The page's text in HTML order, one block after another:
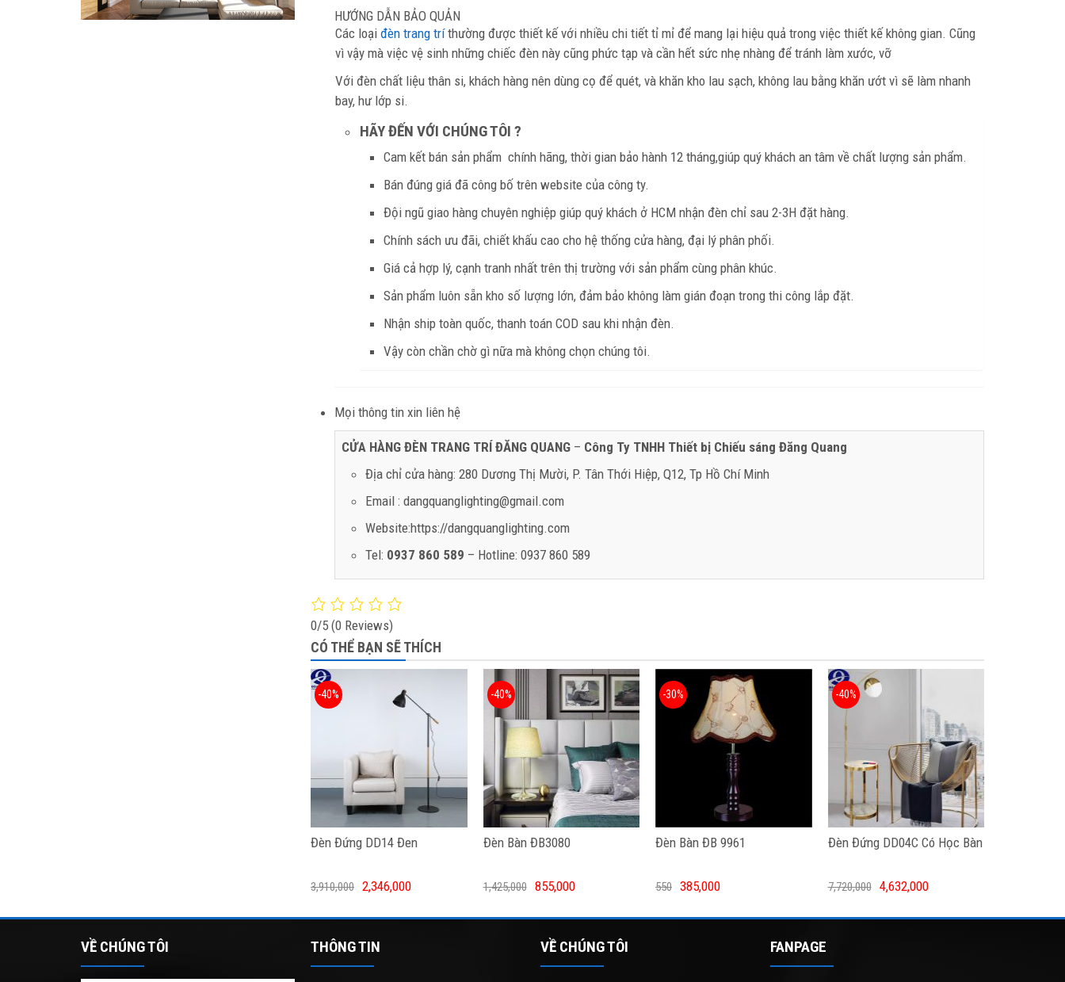
HƯỚNG DẪN BẢO QUẢN
Các loại đèn trang tríthường được thiết kế với nhiều chi tiết tỉ mỉ để mang lại hiệu quả trong việc thiết kế không gian. Cũng
vì vậy mà việc vệ sinh những chiếc đèn này cũng phức tạp và cần hết sức nhẹ nhàng để tránh làm xước, vỡ
Với đèn chất liệu thân si, khách hàng nên dùng cọ để quét, và khăn kho lau sạch, không lau bằng khăn ướt vì sẽ làm nhanh
bay, hư lớp si.
HÃY ĐẾN VỚI CHÚNG TÔI ?
Cam kết bán sản phẩm chính hãng, thời gian bảo hành 12 tháng,giúp quý khách an tâm về chất lượng sản phẩm.
Bán đúng giá đã công bố trên website của công ty.
Đội ngũ giao hàng chuyên nghiệp giúp quý khách ở HCM nhận đèn chỉ sau 2-3H đặt hàng.
Chính sách ưu đãi, chiết khấu cao cho hệ thống cửa hàng, đại lý phân phối.
Giá cả hợp lý, cạnh tranh nhất trên thị trường với sản phẩm cùng phân khúc.
Sản phẩm luôn sẵn kho số lượng lớn, đảm bảo không làm gián đoạn trong thi công lắp đặt.
Nhận ship toàn quốc, thanh toán COD sau khi nhận đèn.
Vậy còn chần chờ gì nữa mà không chọn chúng tôi.
Mọi thông tin xin liên hệ
CỬA HÀNG ĐÈN TRANG TRÍ ĐĂNG QUANG – Công Ty TNHH Thiết bị Chiếu sáng Đăng Quang
Địa chỉ cửa hàng: 280 Dương Thị Mười, P. Tân Thới Hiệp, Q12, Tp Hồ Chí Minh
Email : dangquanglighting@gmail.com
Website:https://dangquanglighting.com
Tel: 0937 860 589 – Hotline: 0937 860 589
0/5 (0 Reviews)
CÓ THỂ BẠN SẼ THÍCH
Đèn Đứng DD14 Đen
-40%
3,910,000 2,346,000
Đèn Bàn ĐB3080
-40%
1,425,000 855,000
Đèn Bàn ĐB 9961
-30%
550 385,000
Đèn Đứng DD04C Có Học Bàn
-40%
7,720,000 4,632,000
VỀ CHÚNG TÔI THÔNG TIN VỀ CHÚNG TÔI FANPAGE